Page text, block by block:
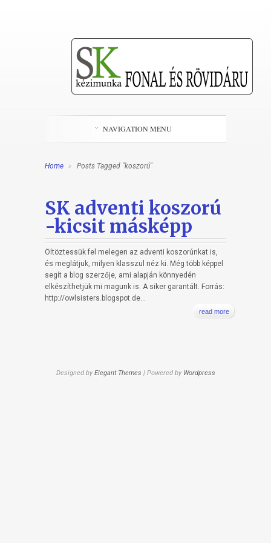
NAVIGATION MENU
Home » Posts Tagged "koszorú"
SK adventi koszorú
-kicsit másképp
Öltöztessük fel melegen az adventi koszorúnkat is,
és meglátjuk, milyen klasszul néz ki. Még több képpel
segít a blog szerzője, ami alapján könnyedén
elkészíthetjük mi magunk is. A siker garantált. Forrás:
http://owlsisters.blogspot.de...
read more
Designed by Elegant Themes | Powered by Wordpress